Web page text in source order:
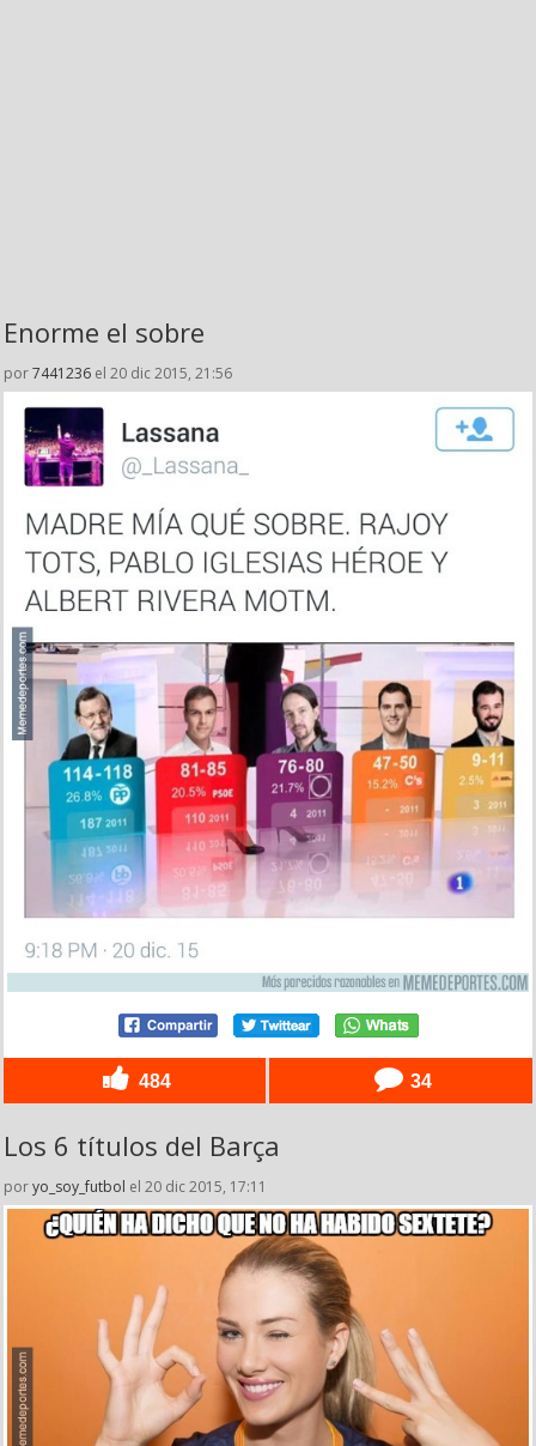
Enorme el sobre
por7441236 el 20 dic 2015, 21:56
484 34
Los 6 títulos del Barça
poryo_soy_futbol el 20 dic 2015, 17:11